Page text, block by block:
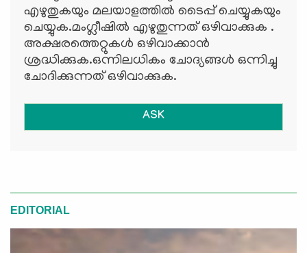
എഴുതുകയും മലയാളത്തില്‍ ടൈപ്പ് ചെയ്യുകയും
ചെയ്യുക.മംഗ്ലീഷില്‍ എഴുതുന്നത് ഒഴിവാക്കുക .
അക്ഷരത്തെറ്റുകള്‍ ഒഴിവാക്കാന്‍
ശ്രദ്ധിക്കുക.ഒന്നിലധികം ചോദ്യങ്ങള്‍ ഒന്നിച്ചു
ചോദിക്കുന്നത് ഒഴിവാക്കുക.
ASK
EDITORIAL